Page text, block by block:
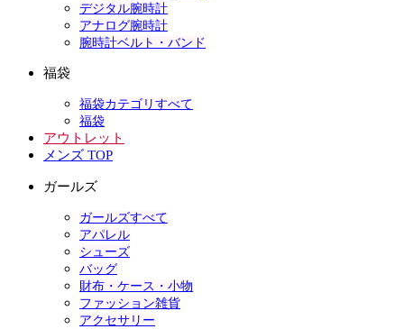
デジタル腕時計
アナログ腕時計
腕時計ベルト・バンド
福袋
福袋カテゴリすべて
福袋
アウトレット
メンズ TOP
ガールズ
ガールズすべて
アパレル
シューズ
バッグ
財布・ケース・小物
ファッション雑貨
アクセサリー